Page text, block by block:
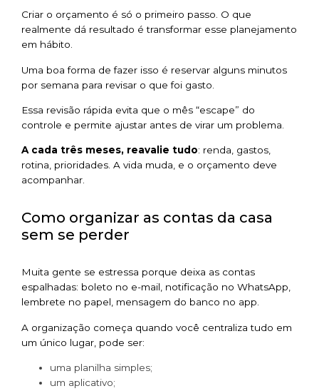
Criar o orçamento é só o primeiro passo. O que
realmente dá resultado é transformar esse planejamento
em hábito.
Uma boa forma de fazer isso é reservar alguns minutos
por semana para revisar o que foi gasto.
Essa revisão rápida evita que o mês “escape” do
controle e permite ajustar antes de virar um problema.
A cada três meses, reavalie tudo: renda, gastos,
rotina, prioridades. A vida muda, e o orçamento deve
acompanhar.
Como organizar as contas da casa
sem se perder
Muita gente se estressa porque deixa as contas
espalhadas: boleto no e-mail, notificação no WhatsApp,
lembrete no papel, mensagem do banco no app.
A organização começa quando você centraliza tudo em
um único lugar, pode ser:
uma planilha simples;
um aplicativo;